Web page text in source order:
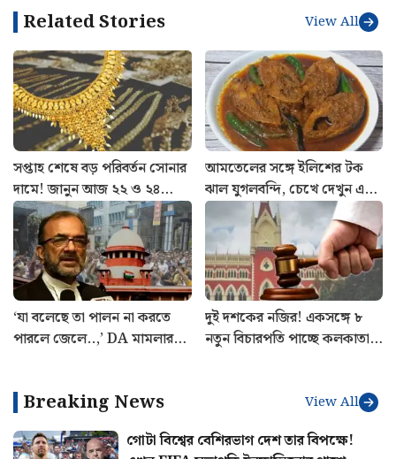
Related Stories View All
সপ্তাহ শেষে বড় পরিবর্তন সোনার
দামে! জানুন আজ ২২ ও ২৪
ক্যারেটের লেটেস্ট রেট
আমতেলের সঙ্গে ইলিশের টক
ঝাল যুগলবন্দি, চেখে দেখুন এই
ইউনিক রেসিপি
‘যা বলেছে তা পালন না করতে
পারলে জেলে..,’ DA মামলার
দুই দশকের নজির! একসঙ্গে ৮
নতুন বিচারপতি পাচ্ছে কলকাতা
Breaking News View All
গোটা বিশ্বের বেশিরভাগ দেশ তার বিপক্ষে!